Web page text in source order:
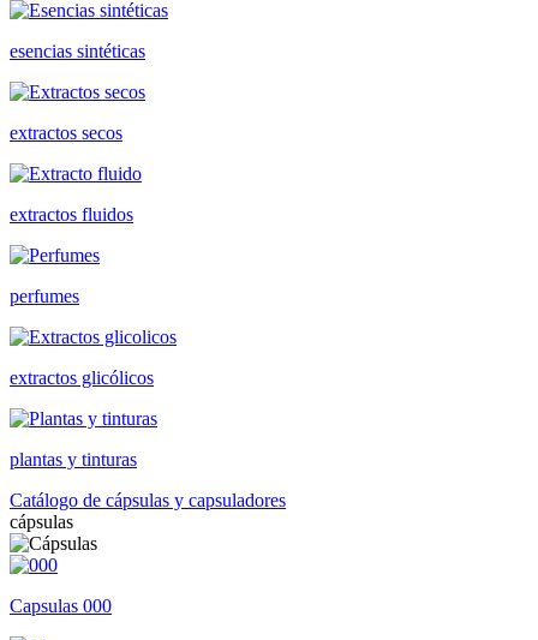
esencias sintéticas
extractos secos
extractos fluidos
perfumes
extractos glicólicos
plantas y tinturas
Catálogo de cápsulas y capsuladores
cápsulas
Capsulas 000